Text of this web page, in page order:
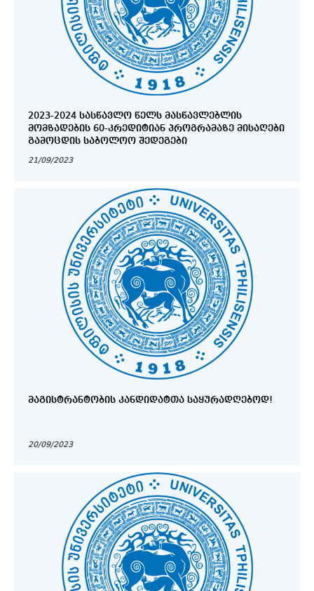
2023-2024 ᲡᲐᲡᲬᲐᲕᲚᲝ ᲬᲔᲚᲡ ᲛᲐᲡᲬᲐᲕᲚᲔᲑᲚᲘᲡ
ᲛᲝᲛᲖᲐᲓᲔᲑᲘᲡ 60-ᲙᲠᲔᲓᲘᲢᲘᲐᲜ ᲞᲠᲝᲒᲠᲐᲛᲐᲖᲔ ᲛᲘᲡᲐᲦᲔᲑᲘ
ᲒᲐᲛᲝᲪᲓᲘᲡ ᲡᲐᲑᲝᲚᲝᲝ ᲨᲔᲓᲔᲒᲔᲑᲘ
21/09/2023
ᲛᲐᲒᲘᲡᲢᲠᲐᲜᲢᲝᲑᲘᲡ ᲙᲐᲜᲓᲘᲓᲐᲢᲗᲐ ᲡᲐᲧᲣᲠᲐᲓᲦᲔᲑᲝᲓ!
20/09/2023